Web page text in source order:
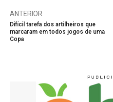
ANTERIOR
Difícil tarefa dos artilheiros que
marcaram em todos jogos de uma
Copa